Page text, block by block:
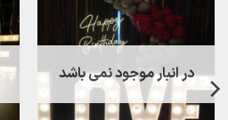
در انبار موجود نمی باشد